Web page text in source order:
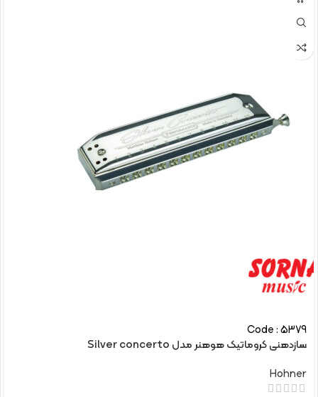
Code : 5379
سازدهنی کروماتیک هوهنر مدل Silver concerto
Hohner